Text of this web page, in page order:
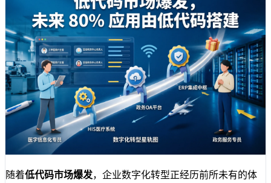
随着低代码市场爆发，企业数字化转型正经历前所未有的体